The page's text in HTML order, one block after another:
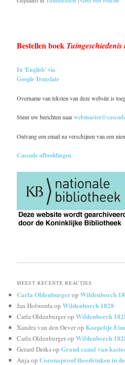
Bestellen boek
In 'English' via
Google Translate
Overname van teksten van deze website is
Stuur uw berichten naar
Ontvang een email na verschijnen van een
Cascade afbeeldingen
MEEST RECENTE REACTIES
Carla OldenburgeropWildenborch
Jan HolwerdaopWildenborch 1828
Carla OldenburgeropWildenborch
Xandra van den OeveropKoepeltje
Carla OldenburgeropWildenborch
Gerard DerksopGrand canal van
AnjaopCoronaproof theedrinken in